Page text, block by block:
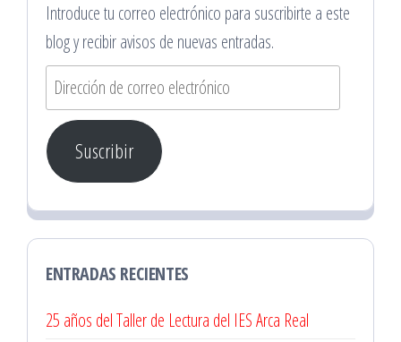
Introduce tu correo electrónico para suscribirte a este
blog y recibir avisos de nuevas entradas.
Dirección
de
correo
electrónico
Suscribir
ENTRADAS RECIENTES
25 años del Taller de Lectura del IES Arca Real